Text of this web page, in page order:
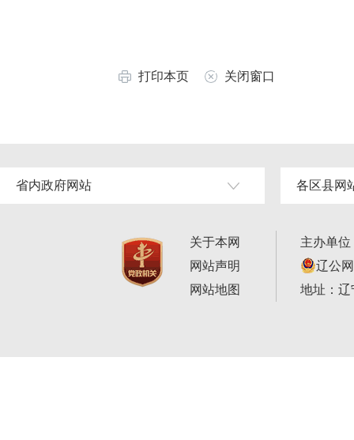
打印本页 关闭窗口
省内政府网站 各区县网
关于本网
网站声明
网站地图
主办单
辽公
地址：辽